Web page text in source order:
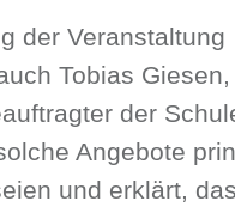
der Veranstaltung
Tobias Giesen,
der
Angebote
und erklärt,